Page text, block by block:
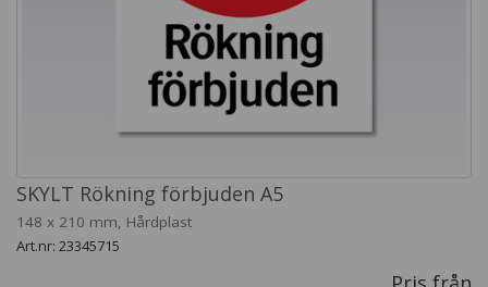
SKYLT Rökning förbjuden A5
148 x 210 mm, Hårdplast
Art.nr: 23345715